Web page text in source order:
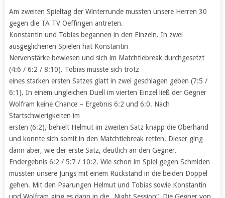
Am zweiten Spieltag der Winterrunde mussten unsere Herren 30
gegen die TA TV Oeffingen antreten.
Konstantin und Tobias begannen in den Einzeln. In zwei
ausgeglichenen Spielen hat Konstantin
Nervenstärke bewiesen und sich im Matchtiebreak durchgesetzt
(4:6 / 6:2 / 8:10). Tobias musste sich trotz
eines starken ersten Satzes glatt in zwei geschlagen geben (7:5 /
6:1). In einem ungleichen Duell im vierten Einzel ließ der Gegner
Wolfram keine Chance – Ergebnis 6:2 und 6:0. Nach
Startschwierigkeiten im
ersten (6:2), behielt Helmut im zweiten Satz knapp die Oberhand
und konnte sich somit in den Matchtiebreak retten. Dieser ging
dann aber, wie der erste Satz, deutlich an den Gegner.
Endergebnis 6:2 / 5:7 / 10:2. Wie schon im Spiel gegen Schmiden
mussten unsere Jungs mit einem Rückstand in die beiden Doppel
gehen. Mit den Paarungen Helmut und Tobias sowie Konstantin